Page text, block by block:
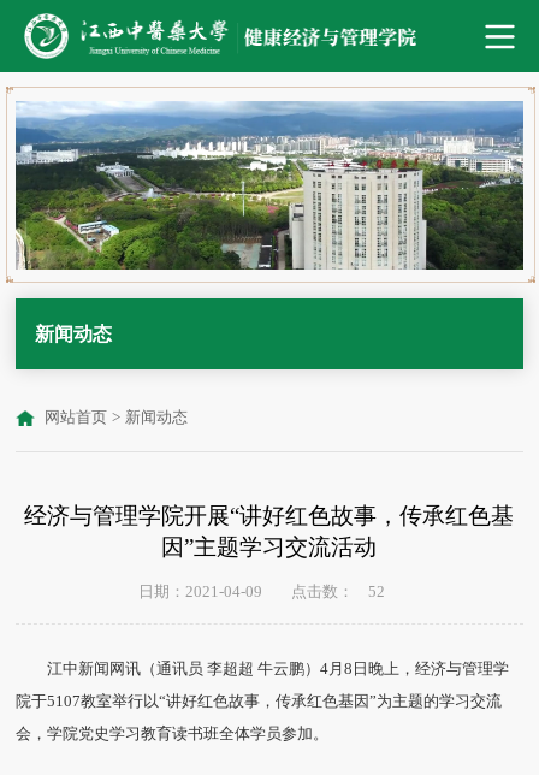
新闻动态
网站首页 > 新闻动态
经济与管理学院开展“讲好红色故事，传承红色基
因”主题学习交流活动
日期：2021-04-09 点击数： 52
江中新闻网讯（通讯员 李超超 牛云鹏）4月8日晚上，经济与管理学
院于5107教室举行以“讲好红色故事，传承红色基因”为主题的学习交流
会，学院党史学习教育读书班全体学员参加。